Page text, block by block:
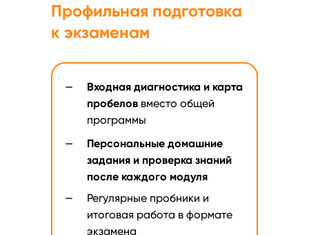
Профильная подготовка
к экзаменам
—
Входная диагностика и карта
пробелов вместо общей
программы
—
Персональные домашние
задания и проверка знаний
после каждого модуля
—
Регулярные пробники и
итоговая работа в формате
экзамена